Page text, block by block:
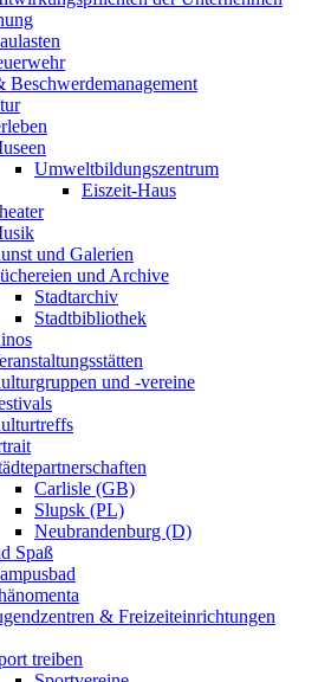
Beschwerdemanagement
Umweltbildungszentrum
Eiszeit-Haus
und Galerien
und Archive
Stadtarchiv
Stadtbibliothek
und -vereine
Carlisle (GB)
Slupsk (PL)
Neubrandenburg (D)
Spaß
& Freizeiteinrichtungen
treiben